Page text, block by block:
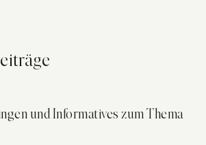
und Informatives zum Thema